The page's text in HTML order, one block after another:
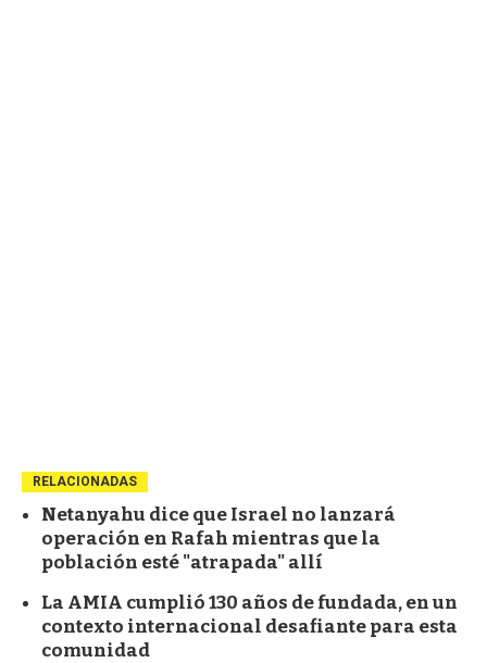
RELACIONADAS
Netanyahu dice que Israel no lanzará
operación en Rafah mientras que la
población esté "atrapada" allí
La AMIA cumplió 130 años de fundada, en un
contexto internacional desafiante para esta
comunidad